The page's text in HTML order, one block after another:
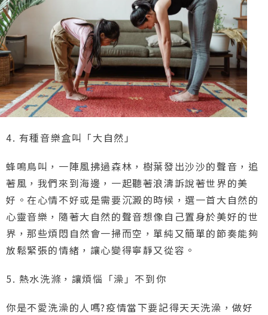
4. 有種音樂盒叫「大自然」
蜂鳴鳥叫，一陣風拂過森林，樹葉發出沙沙的聲音，追
著風，我們來到海邊，一起聽著浪濤訴說著世界的美
好。在心情不好或是需要沉澱的時候，選一首大自然的
心靈音樂，隨著大自然的聲音想像自己置身於美好的世
界，那些煩悶自然會一掃而空，單純又簡單的節奏能夠
放鬆緊張的情緒，讓心變得寧靜又從容。
5. 熱水洗滌，讓煩惱「澡」不到你
你是不愛洗澡的人嗎?疫情當下要記得天天洗澡，做好